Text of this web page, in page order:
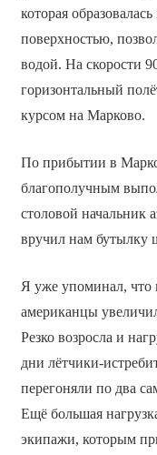
которая
поверхностью,
водой. На скорости
горизонтальный
курсом на Марково.
По прибытии в
благополучным
столовой начальник
вручил нам бутылку
Я уже упоминал, что
американцы
Резко возросла и
дни лётчики-
перегоняли по два
Ещё большая
экипажи, которым